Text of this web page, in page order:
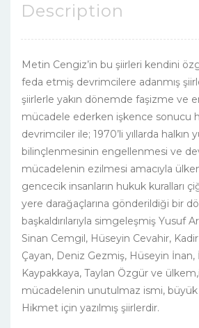
Description
Metin Cengiz’in bu şiirleri kendini
feda etmiş devrimcilere adanmış
şiirlerle yakın dönemde faşizme ve
mücadele ederken işkence sonucu
devrimciler ile; 1970’li yıllarda halkın
bilinçlenmesinin engellenmesi ve
mücadelenin ezilmesi amacıyla
gencecik insanların hukuk kuralları
yere darağaçlarına gönderildiği bir
başkaldırılarıyla simgeleşmiş Yusuf
Sinan Cemgil, Hüseyin Cevahir,
Çayan, Deniz Gezmiş, Hüseyin İnan,
Kaypakkaya, Taylan Özgür ve
mücadelenin unutulmaz ismi, büyük
Hikmet için yazılmış şiirlerdir.